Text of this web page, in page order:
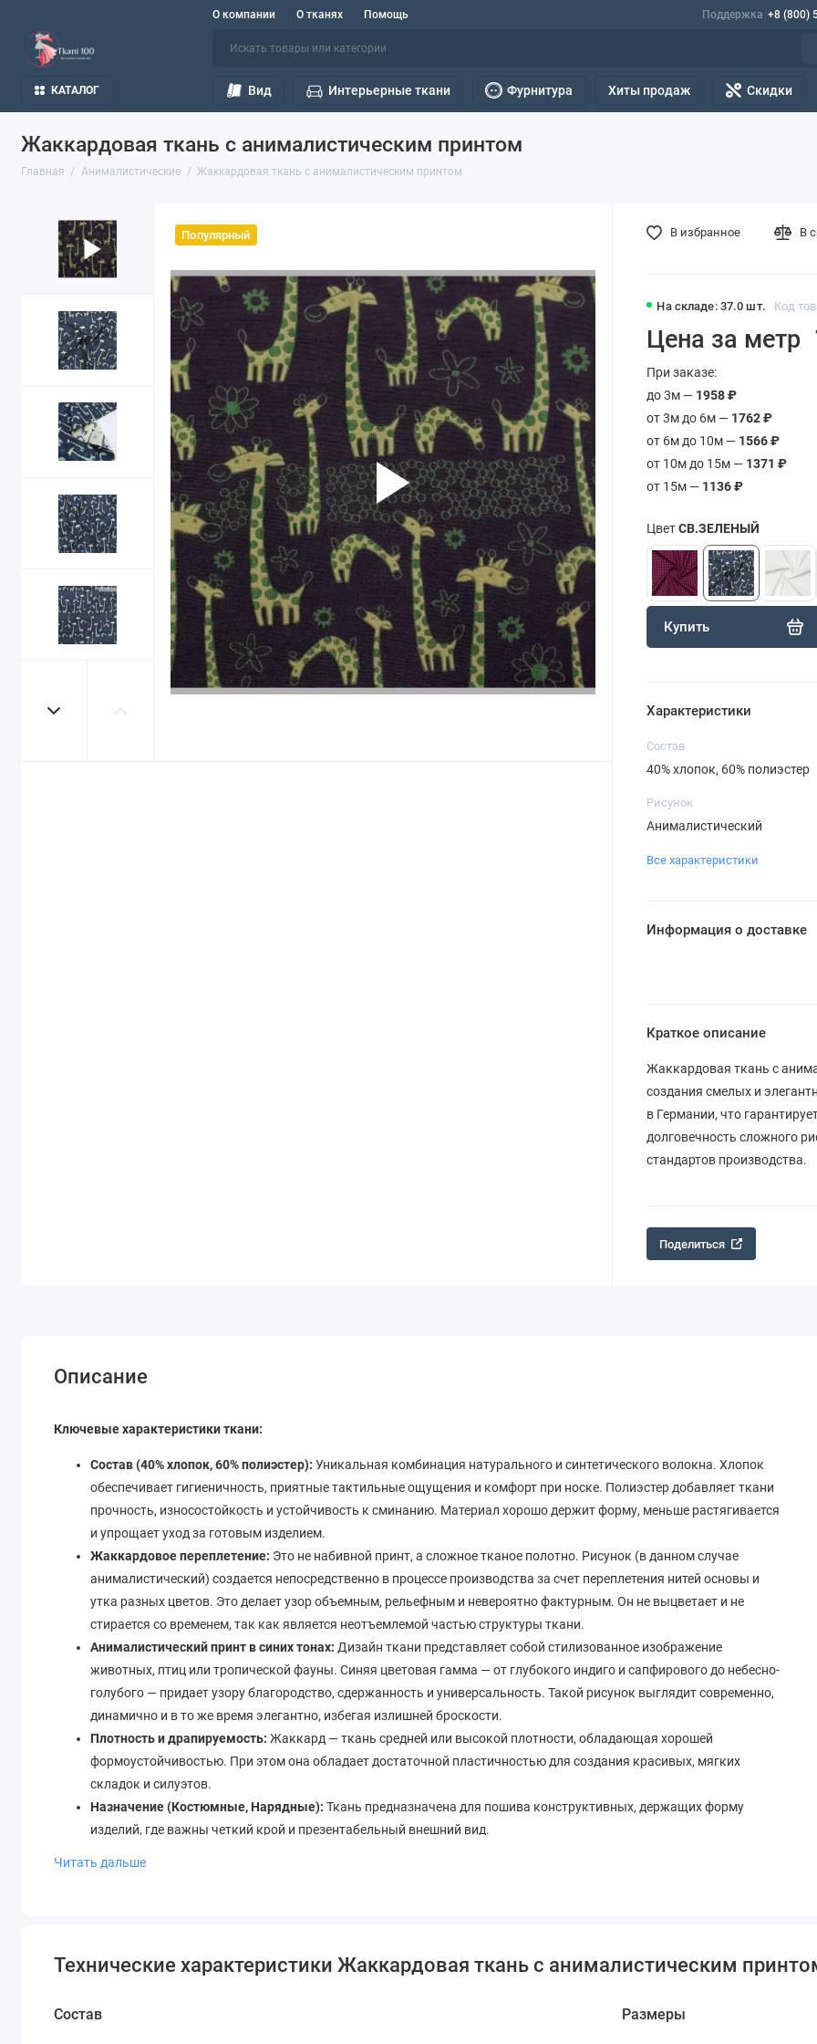
О компании О тканях Помощь Поддержка +8 (800)
КАТАЛОГ Вид Интерьерные ткани Фурнитура Хиты продаж Скидки
Жаккардовая ткань с анималистическим принтом
Главная Анималистические Жаккардовая ткань с анималистическим принтом
Популярный
На складе: 37.0 шт. Код
Цена за метр
При заказе:
до 3м — 1958 ₽
от 3м до 6м — 1762 ₽
от 6м до 10м — 1566 ₽
от 10м до 15м — 1371 ₽
от 15м — 1136 ₽
ЦветСВ.ЗЕЛЕНЫЙ
Купить
В избранное В
Характеристики
Состав
40% хлопок, 60% полиэстер
Рисунок
Анималистический
Все характеристики
Информация о доставке
Краткое описание
Жаккардовая ткань с
создания смелых и
в Германии, что
долговечность сложного
стандартов производства.
Поделиться
Описание
Ключевые характеристики ткани:
Состав (40% хлопок, 60% полиэстер): Уникальная комбинация натурального и синтетического волокна. Хлопок
обеспечивает гигиеничность, приятные тактильные ощущения и комфорт при носке. Полиэстер добавляет ткани
прочность, износостойкость и устойчивость к сминанию. Материал хорошо держит форму, меньше растягивается
и упрощает уход за готовым изделием.
Жаккардовое переплетение: Это не набивной принт, а сложное тканое полотно. Рисунок (в данном случае
анималистический) создается непосредственно в процессе производства за счет переплетения нитей основы и
утка разных цветов. Это делает узор объемным, рельефным и невероятно фактурным. Он не выцветает и не
стирается со временем, так как является неотъемлемой частью структуры ткани.
Анималистический принт в синих тонах: Дизайн ткани представляет собой стилизованное изображение
животных, птиц или тропической фауны. Синяя цветовая гамма — от глубокого индиго и сапфирового до небесно-
голубого — придает узору благородство, сдержанность и универсальность. Такой рисунок выглядит современно,
динамично и в то же время элегантно, избегая излишней броскости.
Плотность и драпируемость: Жаккард — ткань средней или высокой плотности, обладающая хорошей
формоустойчивостью. При этом она обладает достаточной пластичностью для создания красивых, мягких
складок и силуэтов.
Назначение (Костюмные, Нарядные): Ткань предназначена для пошива конструктивных, держащих форму
изделий, где важны четкий крой и презентабельный внешний вид.
Что можно сшить из этой жаккардовой ткани:
Верхняя одежда и костюмы:
Анималистический принт станет ярким акцентом в деловом или кэжуал-образе.
Читать дальше
Технические характеристики Жаккардовая ткань с анималистическим
Состав Размеры